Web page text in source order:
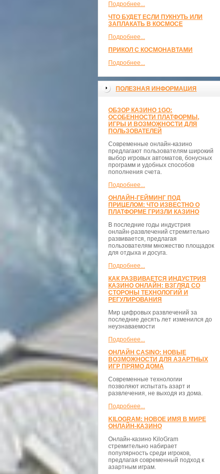
Подробнее...
ЧТО БУДЕТ ЕСЛИ ПУКНУТЬ ИЛИ
ЗАПЛАКАТЬ В КОСМОСЕ
Подробнее...
ПРИКОЛ С КОСМОНАВТАМИ
Подробнее...
ПОЛЕЗНАЯ ИНФОРМАЦИЯ
ОБЗОР КАЗИНО 1GO:
ОСОБЕННОСТИ ПЛАТФОРМЫ,
ИГРЫ И ВОЗМОЖНОСТИ ДЛЯ
ПОЛЬЗОВАТЕЛЕЙ
Современные онлайн-казино
предлагают пользователям широкий
выбор игровых автоматов, бонусных
программ и удобных способов
пополнения счета.
Подробнее...
ОНЛАЙН-ГЕЙМИНГ ПОД
ПРИЦЕЛОМ: ЧТО ИЗВЕСТНО О
ПЛАТФОРМЕ ГРИЗЛИ КАЗИНО
В последние годы индустрия
онлайн-развлечений стремительно
развивается, предлагая
пользователям множество площадок
для отдыха и досуга.
Подробнее...
КАК РАЗВИВАЕТСЯ ИНДУСТРИЯ
КАЗИНО ОНЛАЙН: ВЗГЛЯД СО
СТОРОНЫ ТЕХНОЛОГИЙ И
РЕГУЛИРОВАНИЯ
Мир цифровых развлечений за
последние десять лет изменился до
неузнаваемости
Подробнее...
ОНЛАЙН CASINO: НОВЫЕ
ВОЗМОЖНОСТИ ДЛЯ АЗАРТНЫХ
ИГР ПРЯМО ДОМА
Современные технологии
позволяют испытать азарт и
развлечения, не выходя из дома.
Подробнее...
KILOGRAM: НОВОЕ ИМЯ В МИРЕ
ОНЛАЙН-КАЗИНО
Онлайн-казино KiloGram
стремительно набирает
популярность среди игроков,
предлагая современный подход к
азартным играм.